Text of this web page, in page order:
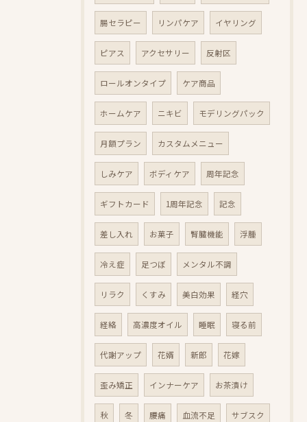
腸セラピー リンパケア イヤリング
ピアス アクセサリー 反射区
ロールオンタイプ ケア商品
ホームケア ニキビ モデリングパック
月額プラン カスタムメニュー
しみケア ボディケア 周年記念
ギフトカード 1周年記念 記念
差し入れ お菓子 腎臓機能 浮腫
冷え症 足つぼ メンタル不調
リラク くすみ 美白効果 経穴
経絡 高濃度オイル 睡眠 寝る前
代謝アップ 花婿 新郎 花嫁
歪み矯正 インナーケア お茶漬け
秋 冬 腰痛 血流不足 サブスク